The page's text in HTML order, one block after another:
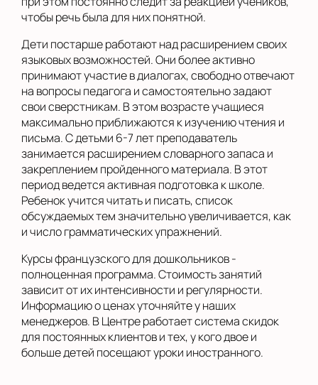
чтобы речь была для них понятной.
Дети постарше работают над расширением своих
языковых возможностей. Они более активно
принимают участие в диалогах, свободно отвечают
на вопросы педагога и самостоятельно задают
свои сверстникам. В этом возрасте учащиеся
максимально приближаются к изучению чтения и
письма. С детьми 6-7 лет преподаватель
занимается расширением словарного запаса и
закреплением пройденного материала. В этот
период ведется активная подготовка к школе.
Ребенок учится читать и писать, список
обсуждаемых тем значительно увеличивается, как
и число грамматических упражнений.
Курсы французского для дошкольников -
полноценная программа. Стоимость занятий
зависит от их интенсивности и регулярности.
Информацию о ценах уточняйте у наших
менеджеров. В Центре работает система скидок
для постоянных клиентов и тех, у кого двое и
больше детей посещают уроки иностранного.